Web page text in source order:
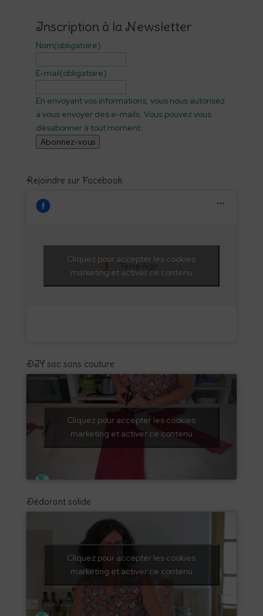
Inscription à la Newsletter
Nom(obligatoire)
E-mail(obligatoire)
En envoyant vos informations, vous nous autorisez
à vous envoyer des e-mails. Vous pouvez vous
désabonner à tout moment.
Abonnez-vous
Rejoindre sur Facebook
Terre Agir
Cliquez pour accepter les cookies
marketing et activer ce contenu
DIY sac sans couture
Cliquez pour accepter les cookies
marketing et activer ce contenu
Dédorant solide
Cliquez pour accepter les cookies
marketing et activer ce contenu